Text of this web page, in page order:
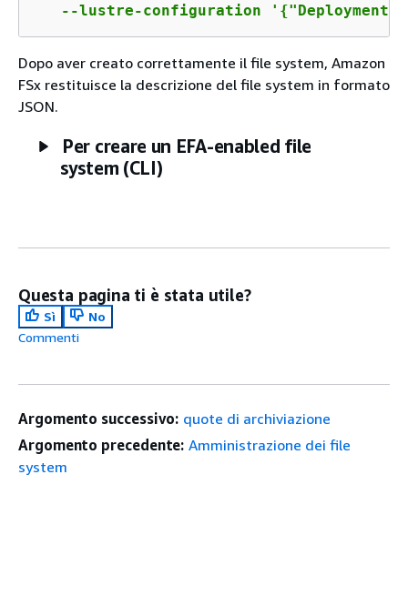
   --lustre-configuration '
{
Dopo aver creato correttamente il file system, Amazon
FSx restituisce la descrizione del file system in formato
JSON.
Per creare un EFA-enabled file
system (CLI)
Questa pagina ti è stata utile?
Sì
No
Commenti
Argomento successivo: quote di archiviazione
Argomento precedente: Amministrazione dei file
system